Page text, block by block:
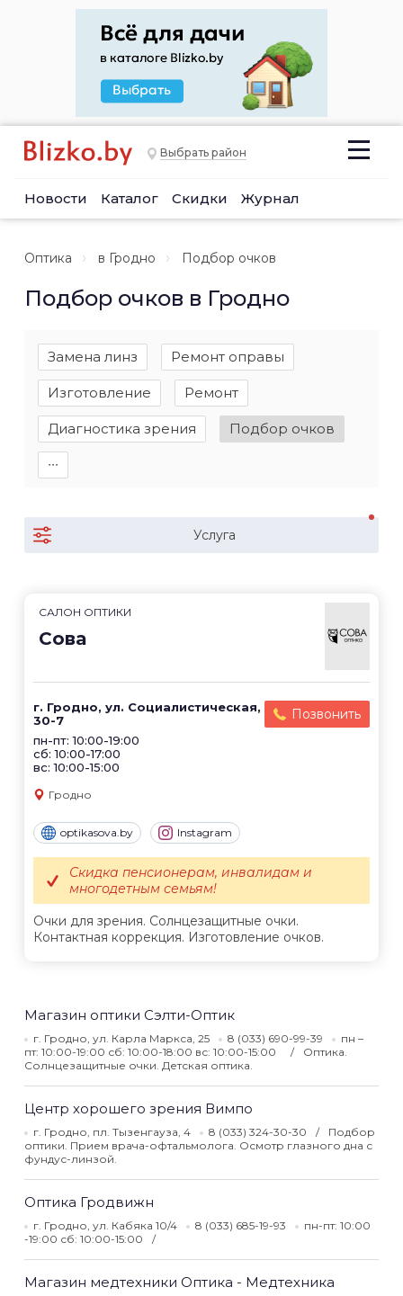
Выбрать район
Новости Каталог Скидки Журнал
Оптика в Гродно Подбор очков
Подбор очков в Гродно
Замена линз Ремонт оправы
Изготовление Ремонт
Диагностика зрения Подбор очков
∙∙∙
Услуга
САЛОН ОПТИКИ
Сова
г. Гродно, ул. Социалистическая,
30-7
пн-пт: 10:00-19:00
сб: 10:00-17:00
вс: 10:00-15:00
Позвонить
Гродно
optikasova.by Instagram
Очки для зрения. Солнцезащитные очки.
Контактная коррекция. Изготовление очков.
Скидка пенсионерам, инвалидам и
многодетным семьям!
Магазин оптики Сэлти-Оптик
г. Гродно, ул. Карла Маркса, 25 8 (033) 690-99-39
пн –
пт: 10:00-19:00 сб: 10:00-18:00 вс: 10:00-15:00
Оптика.
Солнцезащитные очки. Детская оптика.
Центр хорошего зрения Вимпо
г. Гродно, пл. Тызенгауза, 4 8 (033) 324-30-30
Подбор
оптики. Прием врача-офтальмолога. Осмотр глазного дна с
фундус-линзой.
Оптика Гродвижн
г. Гродно, ул. Кабяка 10/4 8 (033) 685-19-93
пн-пт: 10:00
-19:00 сб: 10:00-15:00
Магазин медтехники Оптика - Медтехника